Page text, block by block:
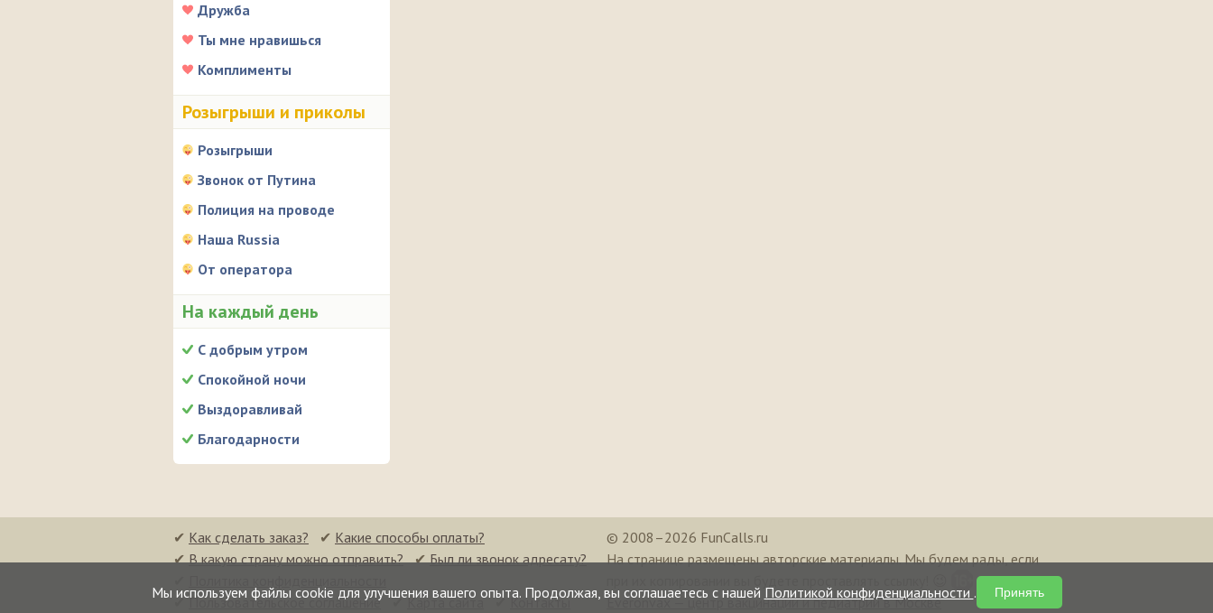
Дружба
Ты мне нравишься
Комплименты
Розыгрыши и приколы
Розыгрыши
Звонок от Путина
Полиция на проводе
Наша Russia
От оператора
На каждый день
С добрым утром
Спокойной ночи
Выздоравливай
Благодарности
Мы используем файлы cookie для улучшения вашего опыта. Продолжая, вы соглашаетесь с нашей Политикой конфиденциальности . Принять
✔ Как сделать заказ? ✔ Какие способы оплаты?
✔В какую страну можно отправить? ✔Был ли звонок адресату?
✔Пользовательское соглашение ✔Карта сайта ✔ Контакты
© 2008–2026 FunCalls.ru
На странице размещены авторские материалы. Мы будем рады, если
Everonvax — центр вакцинации и педиатрии в Москве